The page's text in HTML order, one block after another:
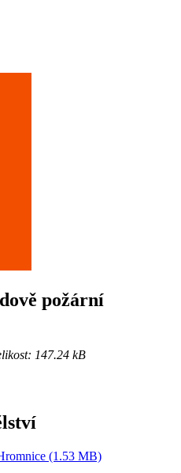
požární
147.24 kB
(1.53 MB)